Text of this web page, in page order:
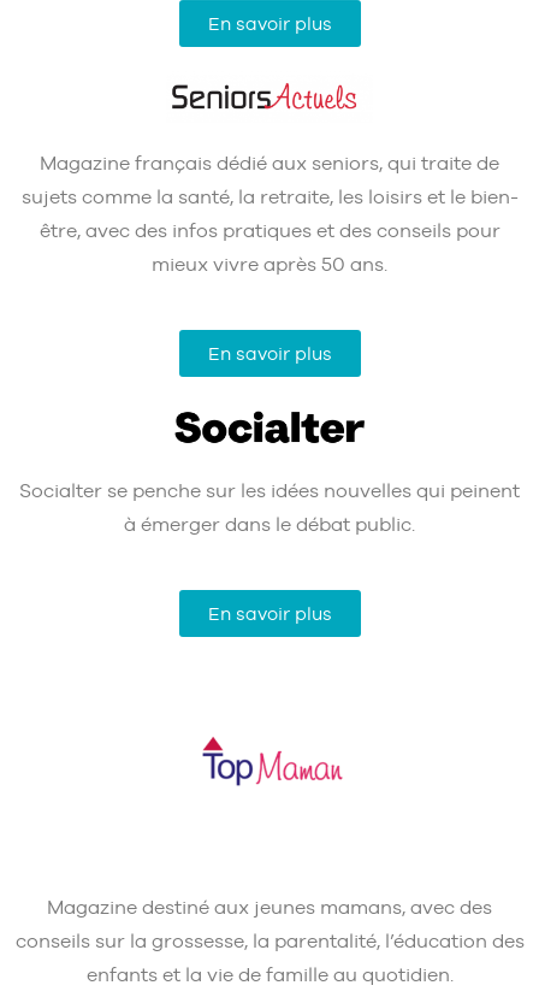
En savoir plus
Magazine français dédié aux seniors, qui traite de
sujets comme la santé, la retraite, les loisirs et le bien-
être, avec des infos pratiques et des conseils pour
mieux vivre après 50 ans.
En savoir plus
Socialter se penche sur les idées nouvelles qui peinent
à émerger dans le débat public.
En savoir plus
Magazine destiné aux jeunes mamans, avec des
conseils sur la grossesse, la parentalité, l’éducation des
enfants et la vie de famille au quotidien.